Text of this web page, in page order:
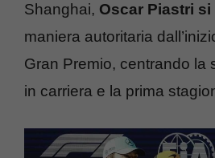
Shanghai, Oscar Piastri
maniera autoritaria
Gran Premio, centrando la
in carriera e la prima